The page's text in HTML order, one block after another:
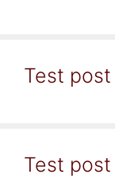
Test
Test